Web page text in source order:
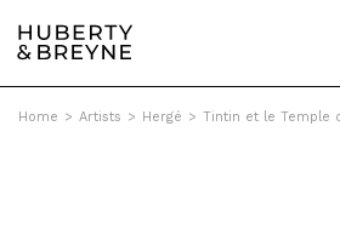
Home > Artists > Hergé > Tintin et le Temple